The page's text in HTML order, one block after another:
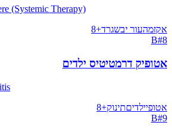
(Systemic Therapy)
אקזמהעור יבשגרד+
8
B#8
אטופיק דרמטיטיס ילדים
אטופיילדיםתינוק+
8
B#9